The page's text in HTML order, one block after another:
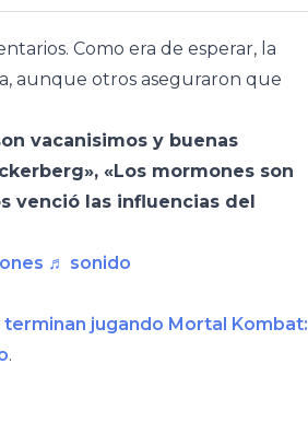
Como era de esperar, la
aunque otros aseguraron que
vacanisimos y buenas
«Los mormones son
venció las influencias del
♬ sonido
jugando Mortal Kombat:
.